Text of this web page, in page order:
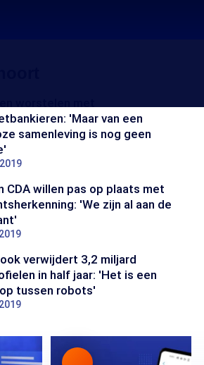
'Maar van een
samenleving is nog geen
CDA willen pas op plaats met
'We zijn al aan de
verwijdert 3,2 miljard
in half jaar: 'Het is een
tussen robots'